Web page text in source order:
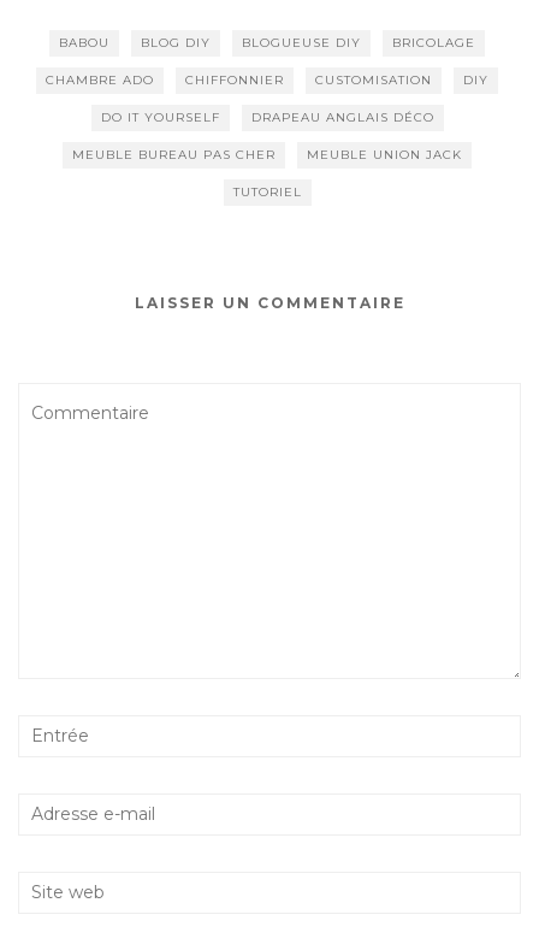
BABOU BLOG DIY BLOGUEUSE DIY BRICOLAGE
CHAMBRE ADO CHIFFONNIER CUSTOMISATION DIY
DO IT YOURSELF DRAPEAU ANGLAIS DÉCO
MEUBLE BUREAU PAS CHER MEUBLE UNION JACK
TUTORIEL
LAISSER UN COMMENTAIRE